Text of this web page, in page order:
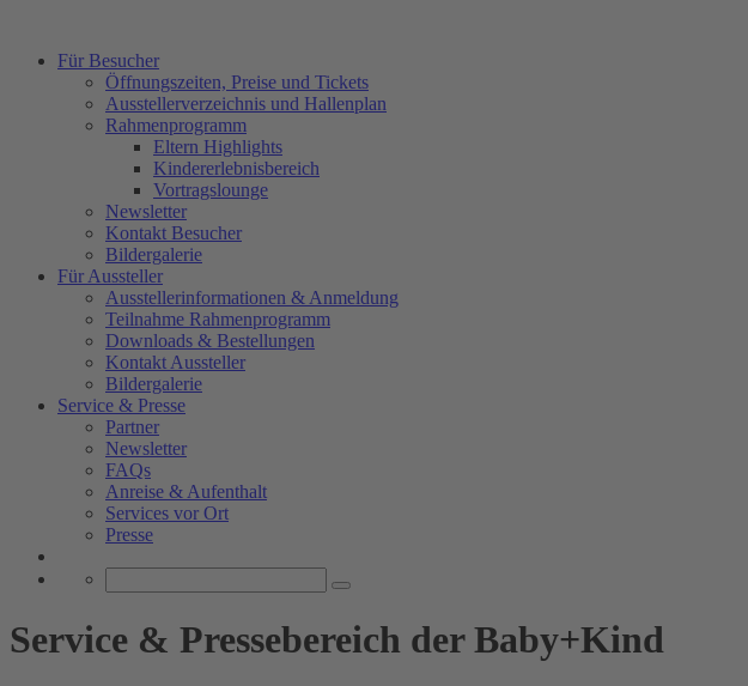
Für Besucher
Öffnungszeiten, Preise und Tickets
Ausstellerverzeichnis und Hallenplan
Rahmenprogramm
Eltern Highlights
Kindererlebnisbereich
Vortragslounge
Newsletter
Kontakt Besucher
Bildergalerie
Für Aussteller
Ausstellerinformationen & Anmeldung
Teilnahme Rahmenprogramm
Downloads & Bestellungen
Kontakt Aussteller
Bildergalerie
Service & Presse
Partner
Newsletter
FAQs
Anreise & Aufenthalt
Services vor Ort
Presse
Service & Pressebereich der Baby+Kind